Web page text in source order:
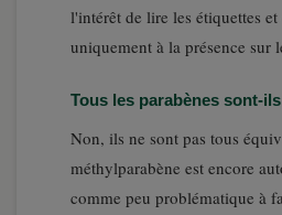
l'intérêt de lire les étiquettes et
uniquement à la présence sur
Tous les parabènes sont-
Non, ils ne sont pas tous
méthylparabène est encore
comme peu problématique à